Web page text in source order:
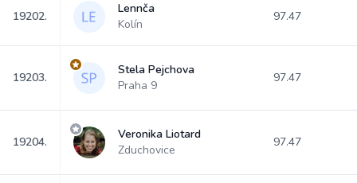
19202.
Lennča
Kolín
97.47
19203.
Stela Pejchova
Praha 9
97.47
19204.
Veronika Liotard
Zduchovice
97.47